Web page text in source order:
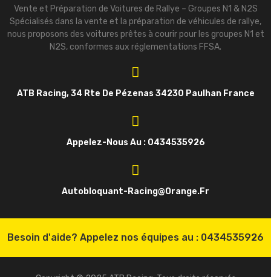
Vente et Préparation de Voitures de Rallye – Groupes N1 & N2S
Spécialisés dans la vente et la préparation de véhicules de rallye,
nous proposons des voitures prêtes à courir pour les groupes N1 et
N2S, conformes aux réglementations FFSA.
ATB Racing, 34 Rte De Pézenas 34230 Paulhan France
Appelez-Nous Au : 0434535926
Autobloquant-Racing@orange.fr
Besoin d'aide? Appelez nos équipes au : 0434535926